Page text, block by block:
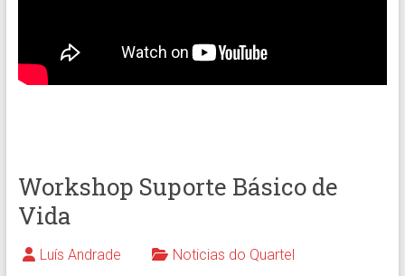
Workshop Suporte Básico de
Vida
Luís Andrade Noticias do Quartel